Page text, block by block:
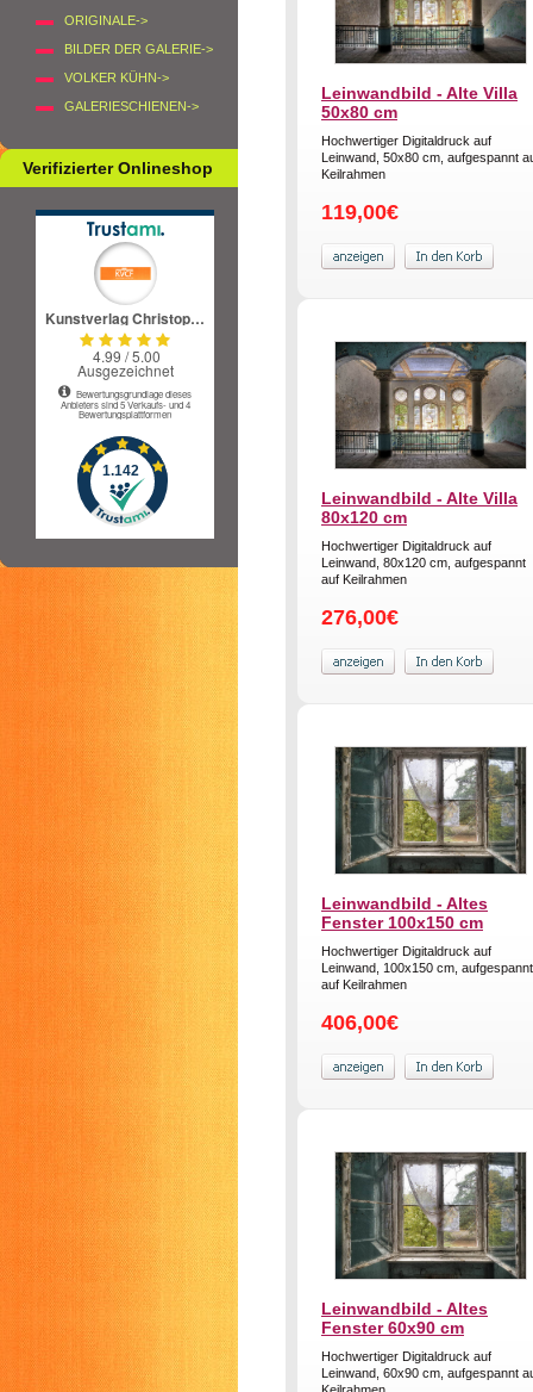
ORIGINALE->
BILDER DER GALERIE->
VOLKER KÜHN->
GALERIESCHIENEN->
Verifizierter Onlineshop
Leinwandbild - Alte Villa
50x80 cm
Hochwertiger Digitaldruck auf
Leinwand, 50x80 cm, aufgespannt
Keilrahmen
119,00€
Leinwandbild - Alte Villa
80x120 cm
Hochwertiger Digitaldruck auf
Leinwand, 80x120 cm, aufgespannt
auf Keilrahmen
276,00€
Leinwandbild - Altes
Fenster 100x150 cm
Hochwertiger Digitaldruck auf
Leinwand, 100x150 cm, aufgespannt
auf Keilrahmen
406,00€
Leinwandbild - Altes
Fenster 60x90 cm
Hochwertiger Digitaldruck auf
Leinwand, 60x90 cm, aufgespannt